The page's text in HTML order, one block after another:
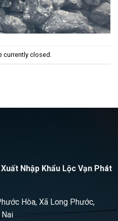
closed.
Nhập Khẩu Lộc Vạn Phát
Hòa, Xã Long Phước,